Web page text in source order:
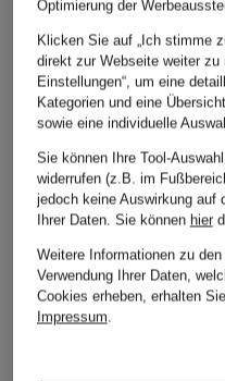
+Aktionsrabatt
saucony
Laufschuhe
ENDORPHIN SPEED 5
149,99 €
Bestpreis:127,49 €
Ursprünglich:
200 €
Nike
Optimierung der
Klicken Sie auf „Ich stimme
direkt zur Webseite weiter zu
Einstellungen“, um eine
Kategorien und eine
sowie eine individuelle
Sie können Ihre Tool-
widerrufen (z.B. im
jedoch keine Auswirkung auf
Ihrer Daten. Sie können hier
Weitere Informationen zu
Verwendung Ihrer Daten,
Cookies erheben, erhalten
Impressum.